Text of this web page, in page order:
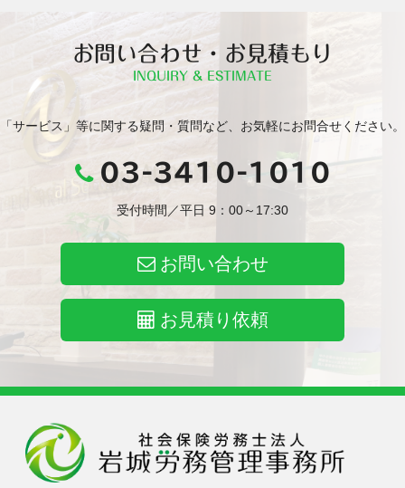
お問い合わせ・お見積もり
INQUIRY & ESTIMATE
「サービス」等に関する疑問・質問など、お気軽にお問合せください。
03-3410-1010
受付時間／平日 9：00～17:30
お問い合わせ
お見積り依頼